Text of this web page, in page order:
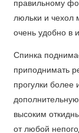
правильному
люльки и чехол
очень удобно в
Спинка
приподнимать
прогулки
высоким
от любой